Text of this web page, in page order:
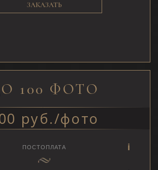
ЗАКАЗАТЬ
100 ФОТО
руб./фото
ПОСТОПЛАТА